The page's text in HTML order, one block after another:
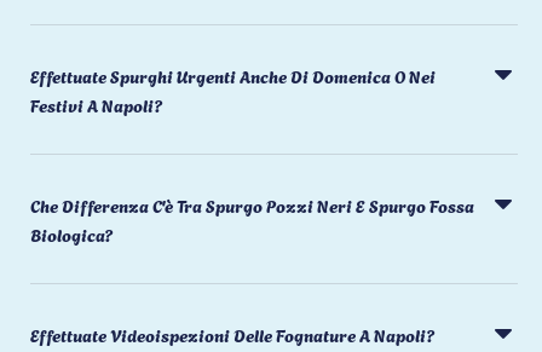
Effettuate Spurghi Urgenti Anche Di Domenica O Nei
Festivi A Napoli?
Che Differenza C'è Tra Spurgo Pozzi Neri E Spurgo Fossa
Biologica?
Effettuate Videoispezioni Delle Fognature A Napoli?